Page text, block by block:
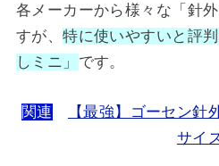
各メーカーから様々な「針
すが、特に使いやすいと評
しミニ」 です。
関連
【最強】ゴーセン針
サイ